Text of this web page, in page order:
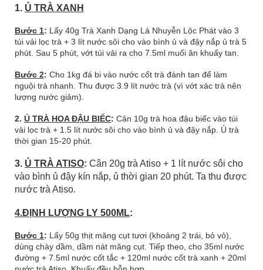
1. Ủ TRÀ XANH
Bước 1: Lấy 40g Trà Xanh Dạng Lá Nhuyễn Lộc Phát vào 3
túi vải lọc trà + 3 lít nước sôi cho vào bình ủ và đậy nắp ủ trà 5
phút. Sau 5 phút, vớt túi vải ra cho 7.5ml muối ăn khuấy tan.
Bước 2: Cho 1kg đá bi vào nước cốt trà đánh tan để làm
nguội trà nhanh. Thu được 3.9 lít nước trà (vì vớt xác trà nên
lượng nước giảm).
2. Ủ TRÀ HOA ĐẬU BIẾC: Cân 10g trà hoa đậu biếc vào túi
vải lọc trà + 1.5 lít nước sôi cho vào bình ủ và đậy nắp. Ủ trà
thời gian 15-20 phút.
3. Ủ TRÀ ATISO: Cân 20g trà Atiso + 1 lít nước sôi cho
vào bình ủ đậy kín nắp, ủ thời gian 20 phút. Ta thu được
nước trà Atiso.
4.ĐỊNH LƯỢNG LY 500ML:
Bước 1: Lấy 50g thịt măng cụt tươi (khoảng 2 trái, bỏ vỏ),
dùng chày dầm, dầm nát măng cụt. Tiếp theo, cho 35ml nước
đường + 7.5ml nước cốt tắc + 120ml nước cốt trà xanh + 20ml